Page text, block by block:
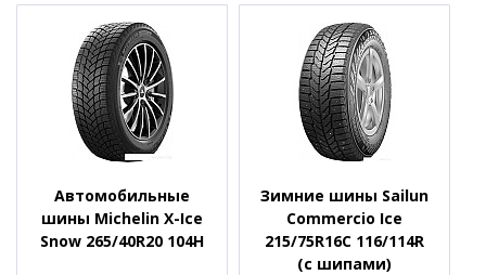
Автомобильные
шины Michelin X-Ice
Snow 265/40R20 104H
Зимние шины Sailun
Commercio Ice
215/75R16C 116/114R
(с шипами)